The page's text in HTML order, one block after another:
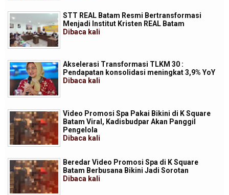
STT REAL Batam Resmi Bertransformasi
Menjadi Institut Kristen REAL Batam
Dibaca kali
Akselerasi Transformasi TLKM 30 :
Pendapatan konsolidasi meningkat 3,9% YoY
Dibaca kali
Video Promosi Spa Pakai Bikini di K Square
Batam Viral, Kadisbudpar Akan Panggil
Pengelola
Dibaca kali
Beredar Video Promosi Spa di K Square
Batam Berbusana Bikini Jadi Sorotan
Dibaca kali